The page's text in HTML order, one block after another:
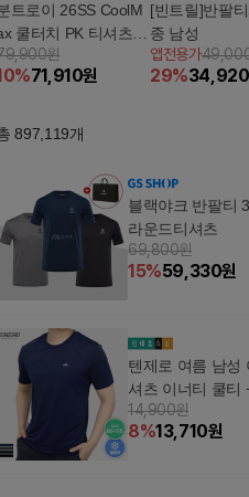
트로이 26SS CoolM
쿨터치 PK 티셔츠 2
(남성용)
원
%71,910원
[빈트릴]반팔
종 남성
앱전용가
29%34,920
897,119개
블랙야크 반팔티
라운드티셔츠
69,800원
15%59,330원
텐제로 여름 남성
셔츠 이너티 쿨티
14,900원
8%13,710원